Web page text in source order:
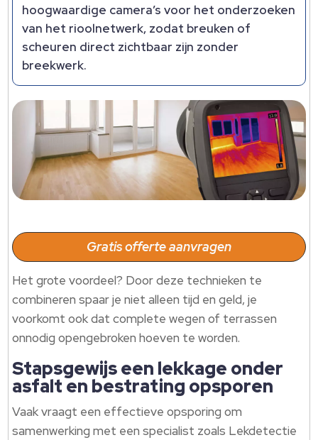
hoogwaardige camera’s voor het onderzoeken
van het rioolnetwerk, zodat breuken of
scheuren direct zichtbaar zijn zonder
breekwerk.
Gratis offerte aanvragen
Het grote voordeel? Door deze technieken te
combineren spaar je niet alleen tijd en geld, je
voorkomt ook dat complete wegen of terrassen
onnodig opengebroken hoeven te worden.
Stapsgewijs een lekkage onder
asfalt en bestrating opsporen
Vaak vraagt een effectieve opsporing om
samenwerking met een specialist zoals Lekdetectie